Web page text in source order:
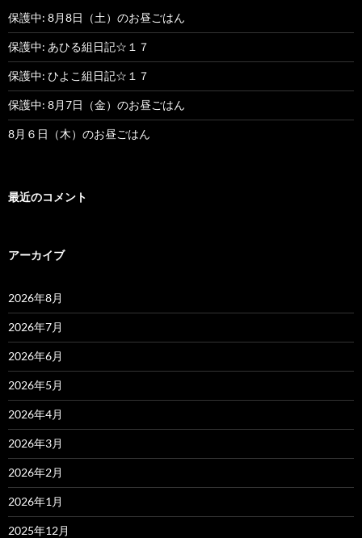
シ
ョ
ン
保護中: 8月8日（土）のお昼ごはん
保護中: あひる組日記☆１７
保護中: ひよこ組日記☆１７
保護中: 8月7日（金）のお昼ごはん
8月６日（木）のお昼ごはん
最近のコメント
アーカイブ
2026年8月
2026年7月
2026年6月
2026年5月
2026年4月
2026年3月
2026年2月
2026年1月
2025年12月